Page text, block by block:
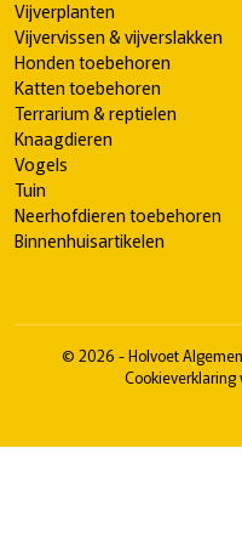
Vijverplanten
Vijvervissen & vijverslakken
Honden toebehoren
Katten toebehoren
Terrarium & reptielen
Knaagdieren
Vogels
Tuin
Neerhofdieren toebehoren
Binnenhuisartikelen
© 2026 - Holvoet
Cookieverklaring